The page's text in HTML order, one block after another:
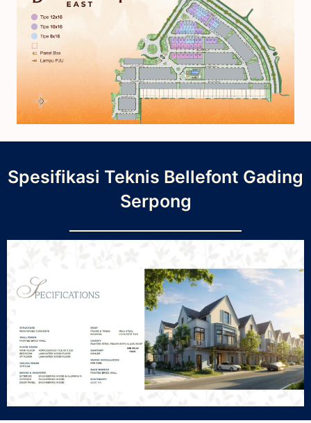
Spesifikasi Teknis Bellefont Gading
Serpong